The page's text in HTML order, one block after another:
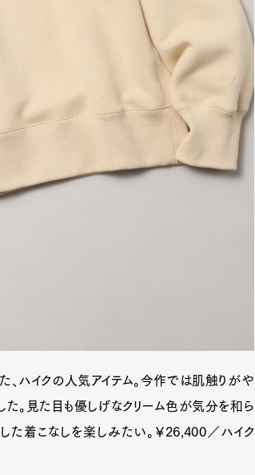
、ハイクの人気アイテム。今作では肌触りがや
た。見た目も優しげなクリーム色が気分を和ら
した着こなしを楽しみたい。￥26,400／ハイク